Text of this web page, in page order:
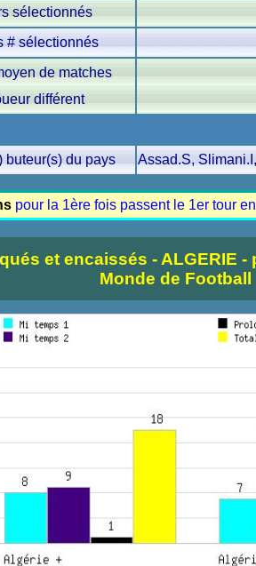
sélectionnés
# sélectionnés
de matches
différent
buteur(s) du pays Assad.S,
pour la 1ère fois passent le 1er tour
et encaissés - ALGERIE
Monde de Football